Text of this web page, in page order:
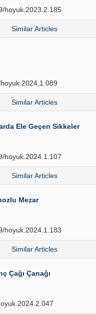
hoyuk.2023.2.185
Similar Articles
Similar Articles
Ele Geçen Sikkeler
hoyuk.2024.1.107
Similar Articles
Mezar
hoyuk.2024.1.183
Similar Articles
Çağı Çanağı